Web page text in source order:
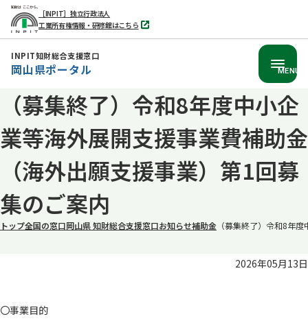
へ
［INPIT］独立行政法人
工業所有権情報・研修館はこちら
別
タ
INPIT知財総合支援窓口
岡山県ポータル MENU
（募集終了）令和8年度中小企
業等海外展開支援事業費補助金
（海外出願支援事業）第1回募
集のご案内
トップ全国の窓口岡山県 知財総合支援窓口お知らせ補助金 （募集終了）令和8年
2026年05月13日
〇事業目的